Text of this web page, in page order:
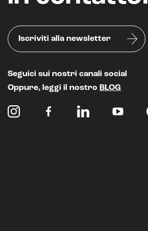
Iscriviti alla newsletter
Seguici sui nostri canali social
Oppure, leggi il nostro BLOG